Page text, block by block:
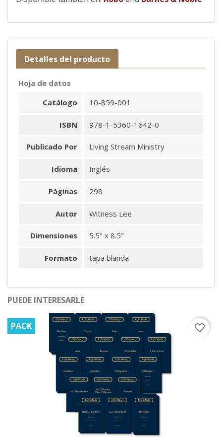
Detalles del producto
Hoja de datos
Catálogo
10-859-001
ISBN 978-1-5360-1642-0
Publicado Por Living Stream Ministry
Idioma Inglés
Páginas 298
Autor Witness Lee
Dimensiones 5.5" x 8.5"
Formato tapa blanda
PUEDE INTERESARLE
PACK favorite_border